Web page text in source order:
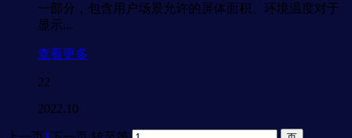
一部分，包含用户场景允许的屏体面积、环境温度对于
显示...
查看更多
22
2022.10